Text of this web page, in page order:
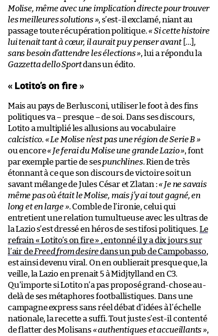
Molise, même avec une implication directe pour trouver
les meilleures solutions », s’est-il exclamé, niant au
passage toute récupération politique.« Si cette histoire
lui tenait tant à cœur, il aurait pu y penser avant[…],
sans besoin d’attendre les élections », lui a répondu la
Gazzetta dello Sportdans un édito.
« Lotito’s on fire »
Mais au pays de Berlusconi, utiliser le foot à des fins
politiques va – presque – de soi. Dans ses discours,
Lotito a multiplié les allusions au vocabulaire
calcistico. « Le Molise n’est pas une région de Serie B »
ou encore« Je ferai du Molise une grande Lazio », font
par exemple partie de sespunchlines. Rien de très
étonnant à ce que son discours de victoire soit un
savant mélange de Jules César et Zlatan :« Je ne savais
même pas où était le Molise, mais j’y ai tout gagné, en
long et en large ». Comble de l’ironie, celui qui
entretient une relation tumultueuse avec les ultras de
la Lazio s’est dressé en héros de ses tifosi politiques. Le
refrain « Lotito’s on fire » , entonné il y a dix jours sur
l’air deFreed from desiredans un pub de Campobasso,
est ainsi devenu viral. On en oublierait presque que, la
veille, la Lazio en prenait 5 à Midjtylland en C3.
Qu’importe si Lotito n’a pas proposé grand-chose au-
delà de ses métaphores footballistiques. Dans une
campagne express sans réel débat d’idées à l’échelle
nationale, la recette a suffi. Tout juste s’est-il contenté
de flatter des Molisans« authentiques et accueillants »,